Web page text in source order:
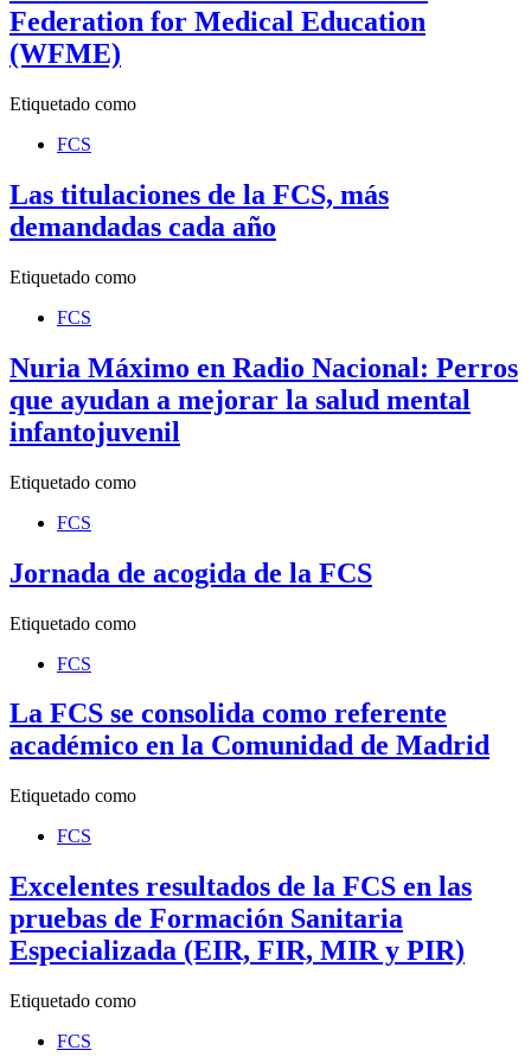
Federation for Medical Education
(WFME)
Etiquetado como
FCS
Las titulaciones de la FCS, más
demandadas cada año
Etiquetado como
FCS
Nuria Máximo en Radio Nacional: Perros
que ayudan a mejorar la salud mental
infantojuvenil
Etiquetado como
FCS
Jornada de acogida de la FCS
Etiquetado como
FCS
La FCS se consolida como referente
académico en la Comunidad de Madrid
Etiquetado como
FCS
Excelentes resultados de la FCS en las
pruebas de Formación Sanitaria
Especializada (EIR, FIR, MIR y PIR)
Etiquetado como
FCS